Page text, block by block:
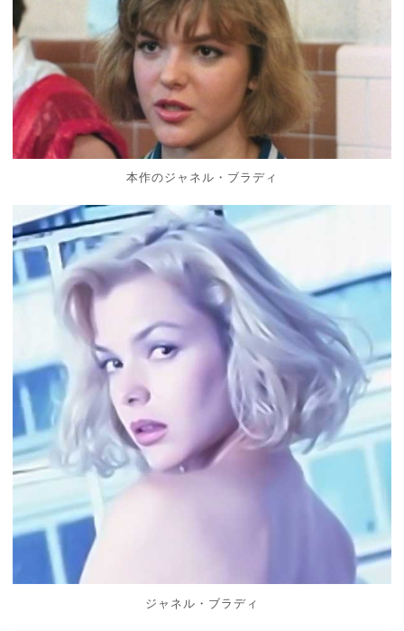
本作のジャネル・ブラディ
ジャネル・ブラディ